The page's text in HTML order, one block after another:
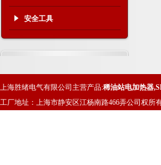
安全工具
上海胜绪电气有限公司主营产品:稀油站电加热器,
工厂地址：上海市静安区江杨南路466弄公司权所